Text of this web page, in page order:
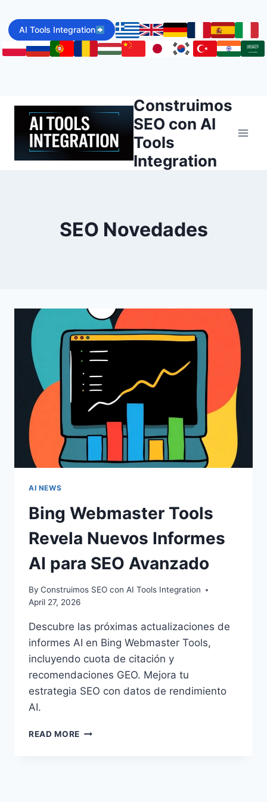
content
AI Tools Integration
Construimos
SEO con AI
Tools
Integration
SEO Novedades
AI NEWS
Bing Webmaster Tools
Revela Nuevos Informes
AI para SEO Avanzado
By Construimos SEO con AI Tools Integration
April 27, 2026
Descubre las próximas actualizaciones de
informes AI en Bing Webmaster Tools,
incluyendo cuota de citación y
recomendaciones GEO. Mejora tu
estrategia SEO con datos de rendimiento
AI.
READ MORE BING